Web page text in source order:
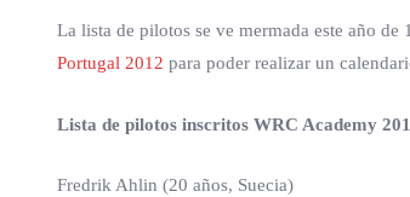
La lista de pilotos se ve mermada este año
Portugal 2012 para poder realizar un
Lista de pilotos inscritos WRC Academy
Fredrik Ahlin (20 años, Suecia)